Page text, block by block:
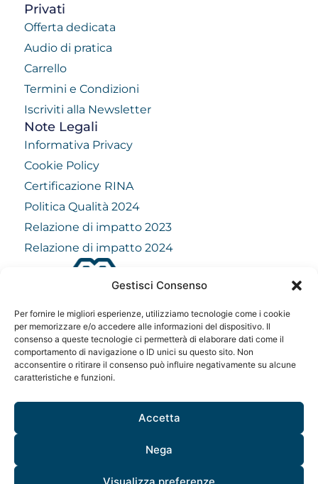
Gestisci Consenso
Per fornire le migliori esperienze, utilizziamo tecnologie come i cookie
per memorizzare e/o accedere alle informazioni del dispositivo. Il
consenso a queste tecnologie ci permetterà di elaborare dati come il
comportamento di navigazione o ID unici su questo sito. Non
acconsentire o ritirare il consenso può influire negativamente su alcune
caratteristiche e funzioni.
Accetta
Nega
Visualizza preferenze
Privati
Offerta dedicata
Audio di pratica
Carrello
Termini e Condizioni
Iscriviti alla Newsletter
Note Legali
Informativa Privacy
Cookie Policy
Certificazione RINA
Politica Qualità 2024
Relazione di impatto 2023
Relazione di impatto 2024
info@mindfulvision.it
MindfulVision srl
“Società Benefit”
Via Monte Rosa 21, 20149, Milano
C.F. / P. IVA: 12706961005